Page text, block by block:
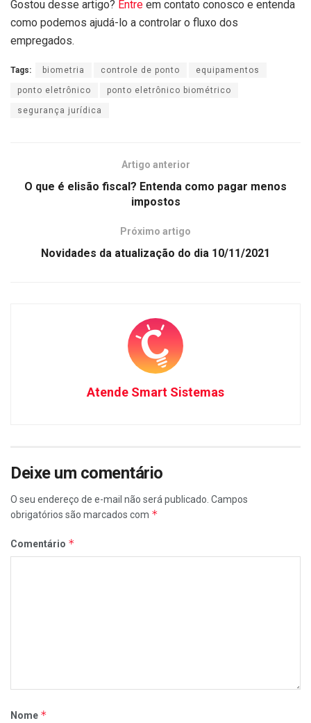
Gostou desse artigo? Entre em contato conosco e entenda
como podemos ajudá-lo a controlar o fluxo dos
empregados.
Tags: biometria controle de ponto equipamentos
ponto eletrônico ponto eletrônico biométrico
segurança jurídica
Artigo anterior
O que é elisão fiscal? Entenda como pagar menos
impostos
Próximo artigo
Novidades da atualização do dia 10/11/2021
Atende Smart Sistemas
Deixe um comentário
O seu endereço de e-mail não será publicado. Campos
obrigatórios são marcados com *
Comentário *
Nome *